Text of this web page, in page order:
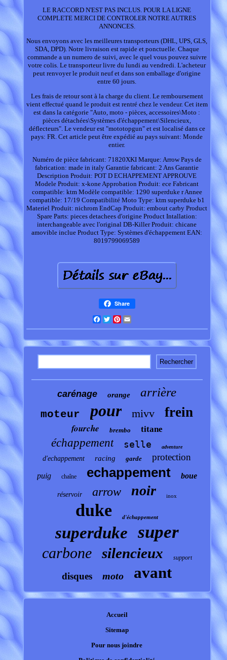
LE RACCORD N'EST PAS INCLUS. POUR LA LIGNE
COMPLETE MERCI DE CONTROLER NOTRE AUTRES
ANNONCES.
Nous envoyons avec les meilleures transporteurs (DHL, UPS, GLS,
SDA, DPD). Notre livraison est rapide et ponctuelle. Chaque
commande a un numero de suivi, avec le quel vous pouvez suivre
votre colis. Le transporteur livre du lundi au vendredi. L'acheteur
peut renvoyer le produit neuf et dans son emballage d'origine
entre 60 jours.
Les frais de retour sont à la charge du client. Le remboursement
vient effectué quand le produit est rentré chez le vendeur. Cet item
est dans la catégorie "Auto, moto - pièces, accessoires\Moto :
pièces détachées\Systèmes d'échappement\Silencieux,
déflecteurs". Le vendeur est "mototopgun" et est localisé dans ce
pays: FR. Cet article peut être expédié au pays suivant: Monde
entier.
Numéro de pièce fabricant: 71820XKI Marque: Arrow Pays de
fabrication: made in italy Garantie fabricant: 2 Ans Garantie
Description Produit: POT D ECHAPPEMENT APPROUVE
Modele Produit: x-koneApprobation Produit: ece Fabricant
compatible: ktm Modèle compatible: 1290 superduke rAnnee
compatible: 17/19 Compatibilité Moto Type: ktm superduke b1
Materiel Produit: nichrom EndCap Produit: embout carby Product
Spare Parts: pieces detachees d'origine Product Intallation:
interchangeable avec l'original DB-Killer Produit: chicane
amovible inclue Product Type: Systèmes d'échappement EAN:
8019799069589
Share
Facebook
TwitterPinterest
carénage orange arrière
moteur pour mivv frein
fourche brembo titane
échappement selle adventure
d'echappement racing garde protection
puig chaîne echappement boue
réservoir arrow noir inox
duke d'échappement
superduke super
carbone silencieux support
disques moto avant
Accueil
Sitemap
Pour nous joindre